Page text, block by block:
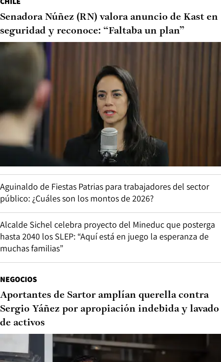
Senadora Núñez (RN) valora anuncio de Kast en
seguridad y reconoce: “Faltaba un plan”
Aguinaldo de Fiestas Patrias para trabajadores del sector
público: ¿Cuáles son los montos de 2026?
Alcalde Sichel celebra proyecto del Mineduc que posterga
hasta 2040 los SLEP: “Aquí está en juego la esperanza de
muchas familias”
NEGOCIOS
Aportantes de Sartor amplían querella contra
Sergio Yáñez por apropiación indebida y lavado
de activos